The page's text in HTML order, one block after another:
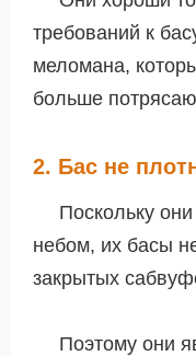
требований к
меломана,
больше
2. Бас не
Поскольку
небом, их басы
закрытых
Поэтому они